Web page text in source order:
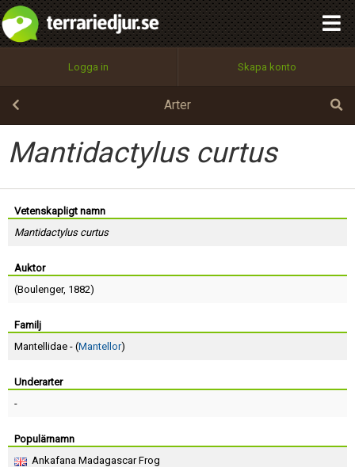
Logga in Skapa konto
Arter
Mantidactylus curtus
Vetenskapligt namn
Mantidactylus curtus
Auktor
(Boulenger, 1882)
Familj
Mantellidae - (Mantellor)
Underarter
-
Populärnamn
Ankafana Madagascar Frog
Utför
100%
OK
integritetspolicy
Namn:
Epost:
Lösenord:
Terms of Service
Begär nytt lösenord
Tillbaka till förstasidan